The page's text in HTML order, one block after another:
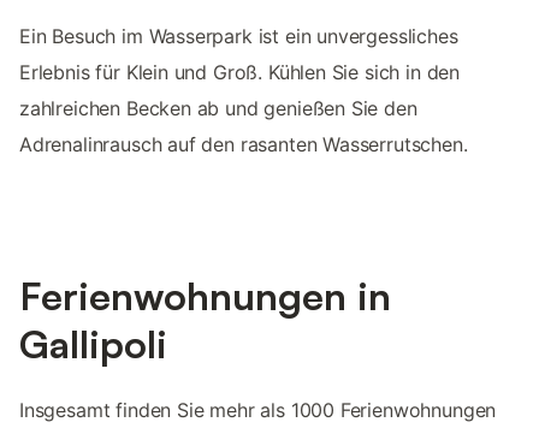
Ein Besuch im Wasserpark ist ein unvergessliches
Erlebnis für Klein und Groß. Kühlen Sie sich in den
zahlreichen Becken ab und genießen Sie den
Adrenalinrausch auf den rasanten Wasserrutschen.
Ferienwohnungen in
Gallipoli
Insgesamt finden Sie mehr als 1000 Ferienwohnungen